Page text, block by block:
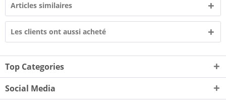
Articles similaires
Les clients ont aussi acheté
Top Categories
Social Media